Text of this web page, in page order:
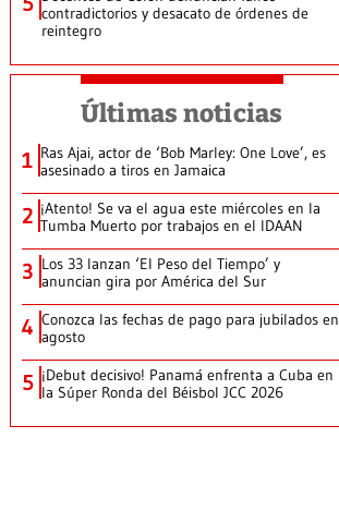
contradictorios y desacato de órdenes de
reintegro
Últimas noticias
1 Ras Ajai, actor de ‘Bob Marley: One Love’, es
asesinado a tiros en Jamaica
2 ¡Atento! Se va el agua este miércoles en la
Tumba Muerto por trabajos en el IDAAN
3 Los 33 lanzan ‘El Peso del Tiempo’ y
anuncian gira por América del Sur
4 Conozca las fechas de pago para jubilados en
agosto
5 ¡Debut decisivo! Panamá enfrenta a Cuba en
la Súper Ronda del Béisbol JCC 2026